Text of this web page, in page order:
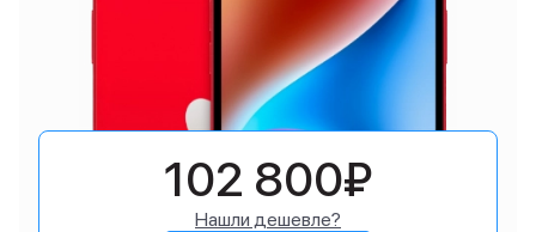
102 800₽
Нашли дешевле?